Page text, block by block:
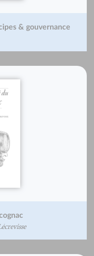
& gouvernance